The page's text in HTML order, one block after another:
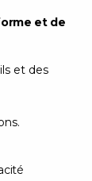
et de
et des